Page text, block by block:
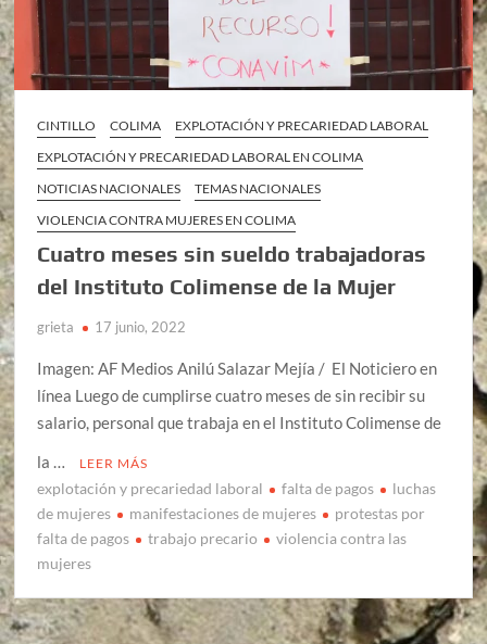
CINTILLO COLIMA
EXPLOTACIÓN Y PRECARIEDAD LABORAL
EXPLOTACIÓN Y PRECARIEDAD LABORAL EN COLIMA
NOTICIAS NACIONALES
TEMAS NACIONALES
VIOLENCIA CONTRA MUJERES EN COLIMA
Cuatro meses sin sueldo trabajadoras
del Instituto Colimense de la Mujer
grieta 17 junio, 2022
Imagen: AF Medios Anilú Salazar Mejía / El Noticiero en
línea Luego de cumplirse cuatro meses de sin recibir su
salario, personal que trabaja en el Instituto Colimense de
la …
LEER MÁS
explotación y precariedad laboral falta de pagos
luchas
de mujeres
manifestaciones de mujeres
protestas por
falta de pagos
trabajo precario
violencia contra las
mujeres